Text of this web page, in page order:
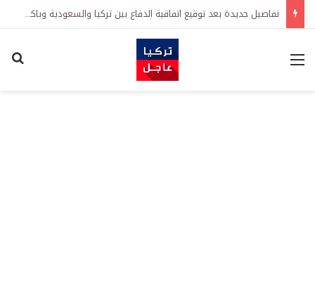
تفاصيل جديدة بعد توقيع اتفاقية الدفاع بين تركيا والسعودية وباكستان.. ما الهدف من التحالف الثلاثي؟
القائمة